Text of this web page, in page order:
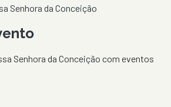
Senhora da Conceição
Senhora da Conceição com eventos